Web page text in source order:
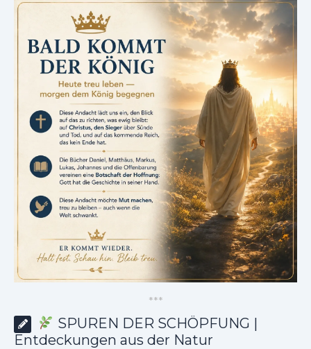
***
SPUREN DER SCHÖPFUNG |
Entdeckungen aus der Natur